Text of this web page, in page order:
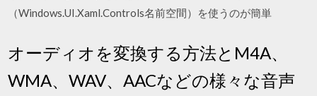
（Windows.UI.Xaml.Controls名前空間）を使うのが簡単
オーディオを変換する方法とM4A、
WMA、WAV、AACなどの様々な音声